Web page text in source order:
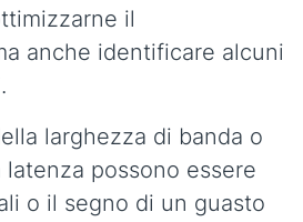
il
anche identificare alcuni
larghezza di banda o
possono essere
o il segno di un guasto